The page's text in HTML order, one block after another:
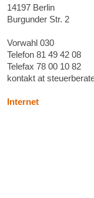
14197 Berlin
Burgunder Str. 2
Vorwahl 030
Telefon 81 49 42 08
Telefax 78 00 10 82
kontakt at
Internet